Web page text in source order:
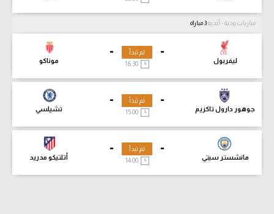
مباريات ودية - أندية
-
ليفربول
-
موناكو
لم تبدأ
-
جوهور دارول تاكزيم
-
تشيلسي
لم تبدأ
15:00
-
مانشستر سيتي
-
أتلتيكو مدريد
لم تبدأ
14:00